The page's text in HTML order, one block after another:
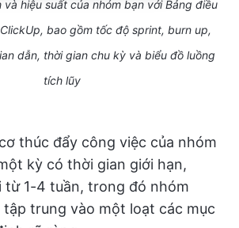
và hiệu suất của nhóm bạn với Bảng điều
bao gồm tốc độ sprint, burn up,
dẫn, thời gian chu kỳ và biểu đồ luồng
tích lũy
thúc đẩy công việc của nhóm
kỳ có thời gian giới hạn,
từ 1-4 tuần, trong đó nhóm
tập trung vào một loạt các mục